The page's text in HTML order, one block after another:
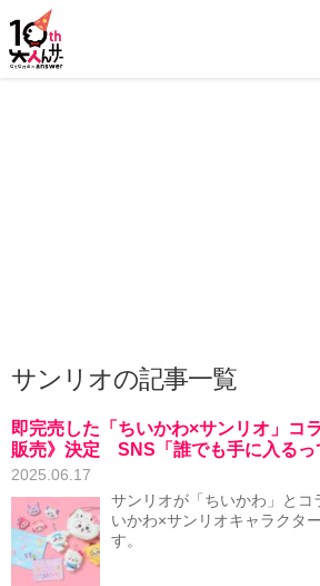
サンリオの記事一覧
即完売した「ちいかわ×サンリオ」
販売》決定 SNS「誰でも手に入るっ
2025.06.17
サンリオが「ちいかわ」とコ
いかわ×サンリオキャラクタ
す。